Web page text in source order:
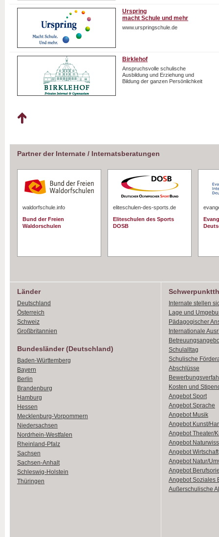
Urspring
macht Schule und mehr
www.urspringschule.de
Birklehof
Anspruchsvolle schulische
Ausbildung und Erziehung und
Bildung der ganzen Persönlichkeit
Partner der Internate / Internatsberatungen
waldorfschule.info
Bund der Freien
Waldorschulen
eliteschulen-des-sports.de
Eliteschulen des Sports
DOSB
Länder
Deutschland
Österreich
Schweiz
Großbritannien
Bundesländer (Deutschland)
Baden-Württemberg
Bayern
Berlin
Brandenburg
Hamburg
Hessen
Mecklenburg-Vorpommern
Niedersachsen
Nordrhein-Westfalen
Rheinland-Pfalz
Sachsen
Sachsen-Anhalt
Schleswig-Holstein
Thüringen
Internate stellen
Lage und
Pädagogischer
Internationale
Schulalltag
Schulische
Abschlüsse
Kosten und
Angebot Sport
Angebot Sprache
Angebot Musik
Angebot Kunst/
Angebot Theater/
Angebot
Angebot Wirtschaft
Angebot Natur/
Angebot
Angebot Soziales
Außerschulische